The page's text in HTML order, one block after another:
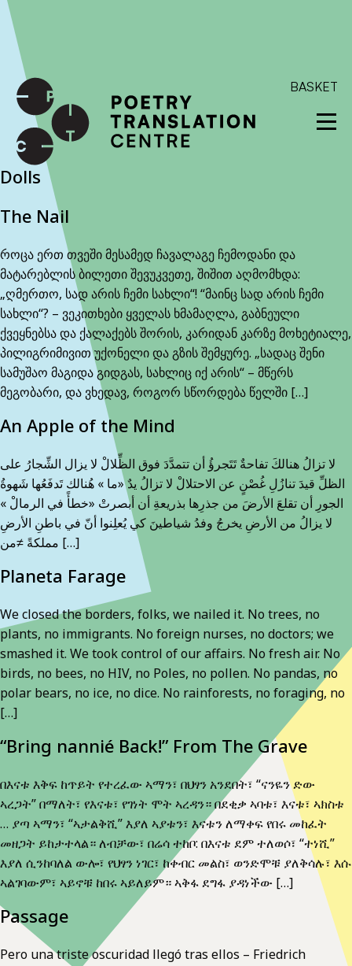
International shipping available - enter your address at
checkout to calculate the rate
SKIP TO CONTENT
BASKET
Dolls
The Nail
როცა ერთ თვეში მესამედ ჩავალაგე ჩემოდანი და
მატარებლის ბილეთი შევუკვეთე, შიშით აღმომხდა:
„ღმერთო, სად არის ჩემი სახლი“! “მაინც სად არის ჩემი
სახლი“? – ვეკითხები ყველას ხმამაღლა, გაბნეული
ქვეყნებსა და ქალაქებს შორის, კარიდან კარზე მოხეტიალე,
პილიგრიმივით უქონელი და გზის შემყურე. „სადაც შენი
სამუშაო მაგიდა გიდგას, სახლიც იქ არის“ – მწერს
მეგობარი, და ვხედავ, როგორ სწორდება წელში […]
An Apple of the Mind
لا تزالُ هنالكَ تفاحةٌ تَتَجرؤُ أن تتمدَّدَ فوق الظِّلالْ لا يزال الشِّجارُ على
الظلِّ قيدَ تنازُلِ غُصْنٍ عن الاحتلالْ لا تزالُ يدٌ «ما » هُنالك تَدفَعُها شَهوةُ
الجورِ أن تقلعَ الأرضَ من جذرِها بذريعةِ أن أبصرتْ «خطأً في الرمالْ »
لا يزالُ من الأرضِ يخرجُ وفدُ شياطينَ كي يُعلِنوا أنّ في باطنِ الأرضِ
مملكةً ≠من […]
Planeta Farage
We closed the borders, folks, we nailed it. No trees, no
plants, no immigrants. No foreign nurses, no doctors; we
smashed it. We took control of our affairs. No fresh air. No
birds, no bees, no HIV, no Poles, no pollen. No pandas, no
polar bears, no ice, no dice. No rainforests, no foraging, no
[…]
“Bring nannié Back!” From The Grave
በእናቱ እቅፍ ከጥይት የተረፈው ኣማን፣ በህፃን አንደበት፣ “ናንዬን ድው
ኣረጋት” በማለት፣ የእናቱ፣ የገነት ሞት ኣረዳን። በደቂቃ ኣባቱ፣ እናቱ፣ ኣክስቱ
… ያጣ ኣማን፣ “ኣታልቅሺ” እያለ ኣያቱን፣ እናቱን ለማቀፍ የበሩ መከፈት
መዘጋት ይከታተላል። ለብቻው፣ በሬሳ ተከቦ: በእናቱ ደም ተለወሶ፣ “ተነሺ”
እያለ ሲንከባለል ውሎ፣ የህፃን ነገር፣ ከቀብር መልስ፣ ወንድሞቹ ያለቅሳሉ፣ እሱ
ኣልገባውም፣ ኣይኖቹ ከበሩ ኣይለይም። ኣቅፋ ደግፋ ያዳነችው […]
Passage
Pero una triste oscuridad llegó tras ellos – Friedrich